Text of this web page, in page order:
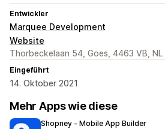
Entwickler
Marquee Development
Website
Thorbeckelaan 54, Goes, 4463 VB, NL
Eingeführt
14. Oktober 2021
Mehr Apps wie diese
Shopney ‑ Mobile App Builder